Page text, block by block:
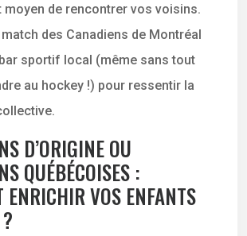
moyen de rencontrer vos voisins.
des Canadiens de Montréal
sportif local (même sans tout
au hockey !) pour ressentir la
D’ORIGINE OU
QUÉBÉCOISES :
ENRICHIR VOS ENFANTS